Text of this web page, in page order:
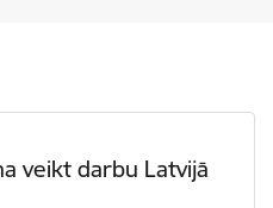
veikt darbu Latvijā